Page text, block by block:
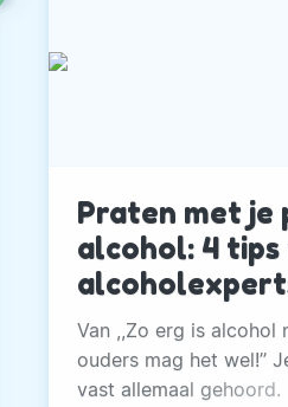
Praten met je
alcohol: 4 tips
Van ,,Zo erg is alcohol
ouders mag het wel!’’
vast allemaal gehoord.